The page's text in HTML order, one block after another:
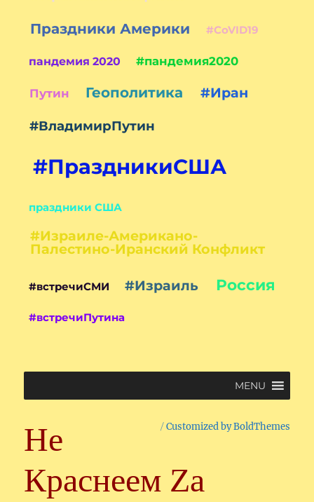
Праздники Америки #CoVID19
пандемия 2020 #пандемия2020
Путин Геополитика #Иран
#ВладимирПутин
#ПраздникиСША
праздники США
#Израиле-Американо-
Палестино-Иранский Конфликт
#встречиСМИ #Израиль Россия
#встречиПутина
MENU
Customized by BoldThemes
Не
Краснеем Zа